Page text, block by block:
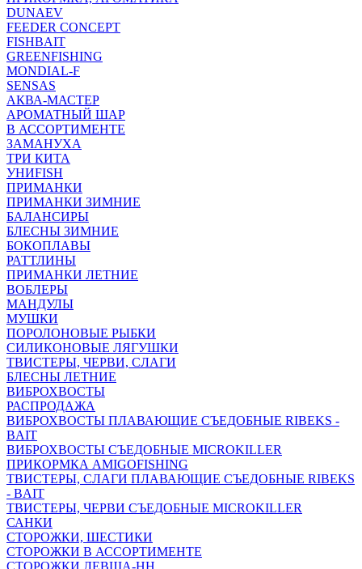
DUNAEV
FEEDER CONCEPT
FISHBAIT
GREENFISHING
MONDIAL-F
SENSAS
АКВА-МАСТЕР
АРОМАТНЫЙ ШАР
В АССОРТИМЕНТЕ
ЗАМАНУХА
ТРИ КИТА
УНИFISH
ПРИМАНКИ
ПРИМАНКИ ЗИМНИЕ
БАЛАНСИРЫ
БЛЕСНЫ ЗИМНИЕ
БОКОПЛАВЫ
РАТТЛИНЫ
ПРИМАНКИ ЛЕТНИЕ
ВОБЛЕРЫ
МАНДУЛЫ
МУШКИ
ПОРОЛОНОВЫЕ РЫБКИ
СИЛИКОНОВЫЕ ЛЯГУШКИ
ТВИСТЕРЫ, ЧЕРВИ, СЛАГИ
БЛЕСНЫ ЛЕТНИЕ
ВИБРОХВОСТЫ
РАСПРОДАЖА
ВИБРОХВОСТЫ ПЛАВАЮЩИЕ СЪЕДОБНЫЕ RIBEKS -
BAIT
ВИБРОХВОСТЫ СЪЕДОБНЫЕ MICROKILLER
ПРИКОРМКА AMIGOFISHING
ТВИСТЕРЫ, СЛАГИ ПЛАВАЮЩИЕ СЪЕДОБНЫЕ RIBEKS
- BAIT
ТВИСТЕРЫ, ЧЕРВИ СЪЕДОБНЫЕ MICROKILLER
САНКИ
СТОРОЖКИ, ШЕСТИКИ
СТОРОЖКИ В АССОРТИМЕНТЕ
СТОРОЖКИ ЛЕВША-НН